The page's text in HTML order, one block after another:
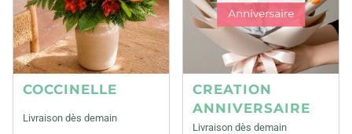
COCCINELLE
Livraison dès demain
CREATION
ANNIVERSAIRE
Livraison dès demain